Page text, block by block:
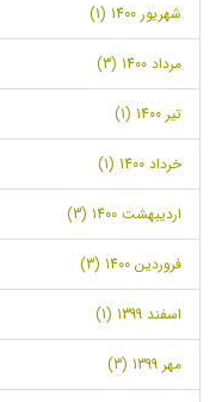
شهریور 1400 (1)
مرداد 1400 (3)
تیر 1400 (1)
خرداد 1400 (1)
اردیبهشت 1400 (3)
فروردین 1400 (3)
اسفند 1399 (1)
مهر 1399 (3)